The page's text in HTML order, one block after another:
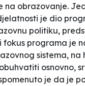
na obrazovanje.
je dio
politiku,
fokus programa je
sistema, na
osnovno,
je da je